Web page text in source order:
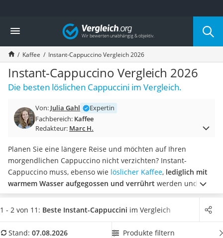
Die beliebtesten Vergleiche nach Kategorie
Lebensmittel
Schwarzkümmelöl
Knäckebrot
Schwarzkümmelöl-Kapseln
Manukahonig
Eiklar
Balsamico-Essig
Schwarzkümmelöl bio
Honig
Gemüsebrühe
Eiskaffee-Pulver
Irischer Whiskey
Grapefruitkernextrakt
Matcha-Set
MCT-Öl
Vergleich
Kaffee Instant-Cappuccino Vergleich 2026
Instant-Cappuccino Vergleich 2026
Die besten löslichen Cappuccini im Vergleich.
Von: Julia Gahl
Expertin
Fachbereich: Kaffee
Redakteur: Marc H.
Planen Sie eine längere Reise und möchten auf Ihren
morgendlichen Cappuccino nicht verzichten? Instant-
Cappuccino muss, ebenso wie löslicher Kaffee, lediglich mit
warmem Wasser aufgegossen und verrührt werden und ist
sofort zum Genießen bereit, egal wo Sie sich befinden.
Diverse Tests im Internet führen neben dem klassischen
Wählen Sie jetzt besonders ergiebigen Instant-Cappuccino
1 - 2 von 11: Beste Instant-Cappuccini im Vergleich
Stand: 07.08.2026 Produkte filtern